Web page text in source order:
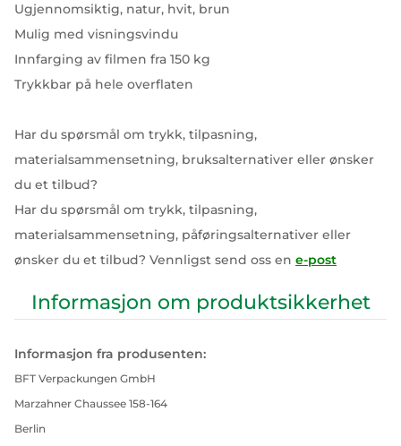
Ugjennomsiktig, natur, hvit, brun
Mulig med visningsvindu
Innfarging av filmen fra 150 kg
Trykkbar på hele overflaten
Har du spørsmål om trykk, tilpasning,
materialsammensetning, bruksalternativer eller ønsker
du et tilbud?
Har du spørsmål om trykk, tilpasning,
materialsammensetning, påføringsalternativer eller
ønsker du et tilbud? Vennligst send oss en e-post
Informasjon om produktsikkerhet
Informasjon fra produsenten:
BFT Verpackungen GmbH
Marzahner Chaussee 158-164
Berlin